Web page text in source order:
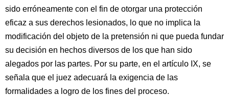
sido erróneamente con el fin de otorgar una protección
eficaz a sus derechos lesionados, lo que no implica la
modificación del objeto de la pretensión ni que pueda fundar
su decisión en hechos diversos de los que han sido
alegados por las partes. Por su parte, en el artículo IX, se
señala que el juez adecuará la exigencia de las
formalidades a logro de los fines del proceso.